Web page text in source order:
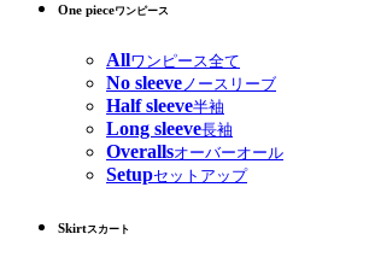
One pieceワンピース
Allワンピース全て
No sleeve ノースリーブ
Half sleeve半袖
Long sleeve長袖
Overallsオーバーオール
Setupセットアップ
Skirtスカート